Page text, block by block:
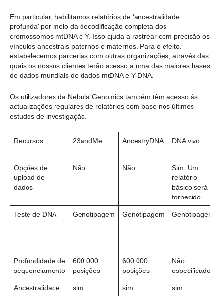
Em particular, habilitamos relatórios de ‘ancestralidade
profunda’ por meio da decodificação completa dos
cromossomos mtDNA e Y. Isso ajuda a rastrear com precisão os
vínculos ancestrais paternos e maternos. Para o efeito,
estabelecemos parcerias com outras organizações, através das
quais os nossos clientes terão acesso a uma das maiores bases
de dados mundiais de dados mtDNA e Y-DNA.
Os utilizadores da Nebula Genomics também têm acesso às
actualizações regulares de relatórios com base nos últimos
estudos de investigação.
Recursos 23andMe AncestryDNA DNA vivo
Opções de
upload de
dados
Não Não
Sim. Um
relatório
básico será
fornecido.
Teste de DNA Genotipagem Genotipagem Genotipagem
Profundidade de
sequenciamento
600.000
posições
600.000
posições
Não
especificado
Ancestralidade sim sim sim